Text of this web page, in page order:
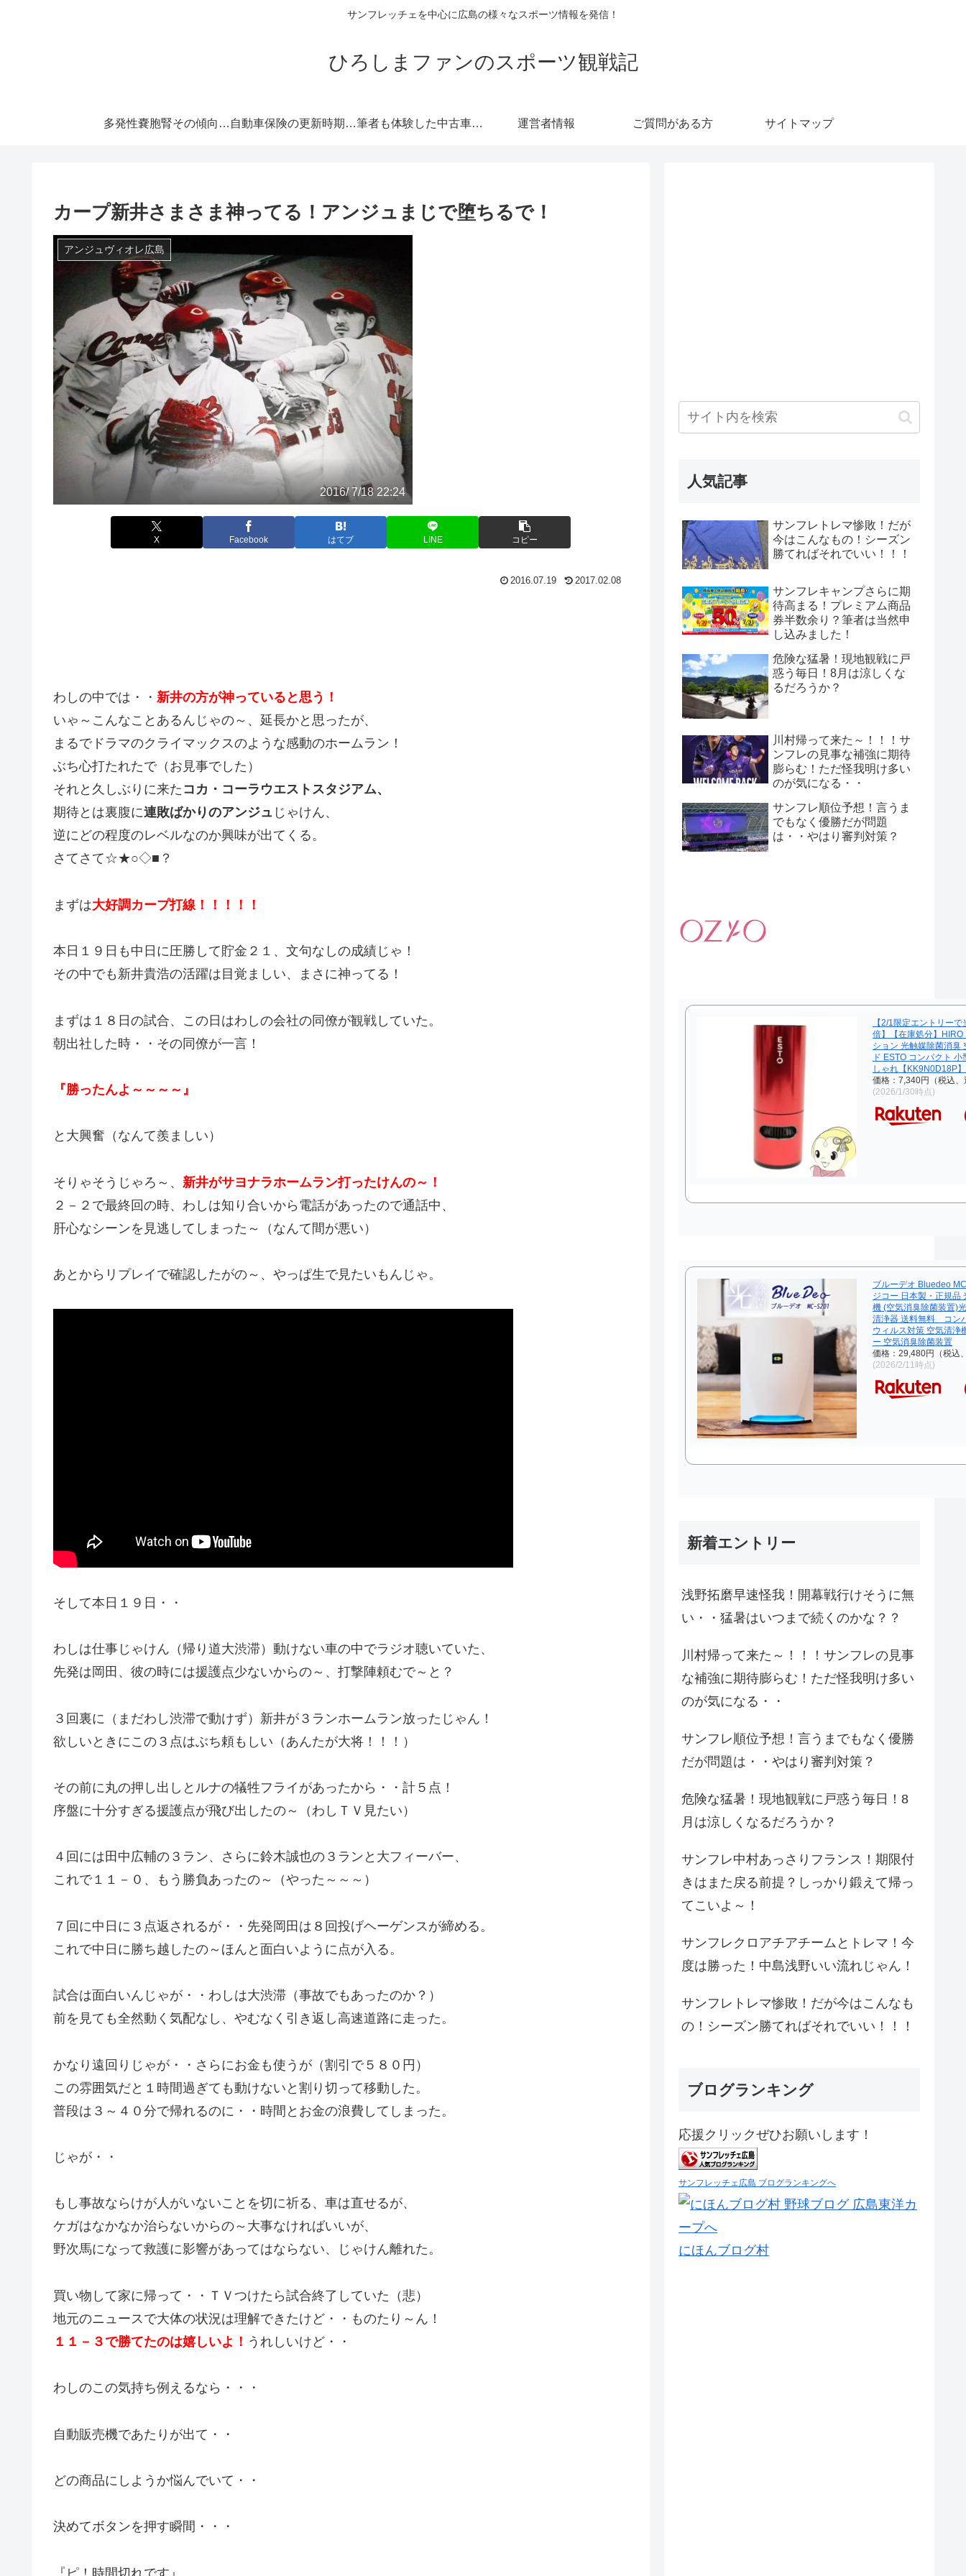
サンフレッチェを中心に広島の様々なスポーツ情報を発信！
ひろしまファンのスポーツ観戦記
多発性嚢胞腎その傾向と対策！大切な『寿命』を伸ばすには早めの処置が必須です！ 自動車保険の更新時期にご注意！危険度が高くなる！忘れると等級にも響きます！ 筆者も体験した中古車情報・トヨタ・軽自動車 広島査定実戦編！ 運営者情報 ご質問がある方 サイトマップ
カープ新井さまさま神ってる！アンジュまじで堕ちるで！
アンジュヴィオレ広島
2016/ 7/18 22:24
X Facebook はてブ LINE コピー
2016.07.19 2017.02.08
わしの中では・・ 新井の方が神っていると思う！
いゃ～こんなことあるんじゃの～、延長かと思ったが、
まるでドラマのクライマックスのような感動のホームラン！
ぶち心打たれたで（お見事でした）
それと久しぶりに来た コカ・コーラウエストスタジアム、
期待とは裏腹に連敗ばかりのアンジュ じゃけん、
逆にどの程度のレベルなのか興味が出てくる。
さてさて☆★○◇■？
まずは大好調カープ打線！！！！！
本日１９日も中日に圧勝して貯金２１、文句なしの成績じゃ！
その中でも新井貴浩の活躍は目覚ましい、まさに神ってる！
まずは１８日の試合、この日はわしの会社の同僚が観戦していた。
朝出社した時・・その同僚が一言！
『勝ったんよ～～～～』
と大興奮（なんて羨ましい）
そりゃそうじゃろ～、 新井がサヨナラホームラン打ったけんの～！
２－２で最終回の時、わしは知り合いから電話があったので通話中、
肝心なシーンを見逃してしまった～（なんて間が悪い）
あとからリプレイで確認したがの～、やっぱ生で見たいもんじゃ。
そして本日１９日・・
わしは仕事じゃけん（帰り道大渋滞）動けない車の中でラジオ聴いていた、
先発は岡田、彼の時には援護点少ないからの～、打撃陣頼むで～と？
３回裏に（まだわし渋滞で動けず）新井が３ランホームラン放ったじゃん！
欲しいときにこの３点はぶち頼もしい（あんたが大将！！！）
その前に丸の押し出しとルナの犠牲フライがあったから・・計５点！
序盤に十分すぎる援護点が飛び出したの～（わしＴＶ見たい）
４回には田中広輔の３ラン、さらに鈴木誠也の３ランと大フィーバー、
これで１１－０、もう勝負あったの～（やった～～～）
７回に中日に３点返されるが・・先発岡田は８回投げヘーゲンスが締める。
これで中日に勝ち越したの～ほんと面白いように点が入る。
試合は面白いんじゃが・・わしは大渋滞（事故でもあったのか？）
前を見ても全然動く気配なし、やむなく引き返し高速道路に走った。
かなり遠回りじゃが・・さらにお金も使うが（割引で５８０円）
この雰囲気だと１時間過ぎても動けないと割り切って移動した。
普段は３～４０分で帰れるのに・・時間とお金の浪費してしまった。
じゃが・・
もし事故ならけが人がいないことを切に祈る、車は直せるが、
ケガはなかなか治らないからの～大事なければいいが、
野次馬になって救護に影響があってはならない、じゃけん離れた。
買い物して家に帰って・・ＴＶつけたら試合終了していた（悲）
地元のニュースで大体の状況は理解できたけど・・ものたり～ん！
１１－３で勝てたのは嬉しいよ！ うれしいけど・・
わしのこの気持ち例えるなら・・・
自動販売機であたりが出て・・
どの商品にしようか悩んでいて・・
決めてボタンを押す瞬間・・・
『ピ！時間切れです』
人気記事
サンフレトレマ惨敗！だが
今はこんなもの！シーズン
勝てればそれでいい！！！
サンフレキャンプさらに期
待高まる！プレミアム商品
券半数余り？筆者は当然申
し込みました！
危険な猛暑！現地観戦に戸
惑う毎日！8月は涼しくな
るだろうか？
川村帰って来た～！！！サ
ンフレの見事な補強に期待
膨らむ！ただ怪我明け多い
のが気になる・・
サンフレ順位予想！言うま
でもなく優勝だが問題
は・・やはり審判対策？
【2/1限定エントリー
倍】【在庫処分】HIRO
ション 光触媒除菌消臭
ド ESTO コンパクト
しゃれ【KK9N0D18P】
価格：7,340円（税込、
(2026/1/30時点)
ブルーデオ Bluedeo
ジコー 日本製・正規品
機 (空気消臭除菌装置)
清浄器 送料無料 コン
ウィルス対策 空気清浄
ー 空気消臭除菌装置
価格：29,480円（税込
(2026/2/11時点)
新着エントリー
浅野拓磨早速怪我！開幕戦行けそうに無
い・・猛暑はいつまで続くのかな？？
川村帰って来た～！！！サンフレの見事
な補強に期待膨らむ！ただ怪我明け多い
のが気になる・・
サンフレ順位予想！言うまでもなく優勝
だが問題は・・やはり審判対策？
危険な猛暑！現地観戦に戸惑う毎日！8
月は涼しくなるだろうか？
サンフレ中村あっさりフランス！期限付
きはまた戻る前提？しっかり鍛えて帰っ
てこいよ～！
サンフレクロアチアチームとトレマ！今
度は勝った！中島浅野いい流れじゃん！
サンフレトレマ惨敗！だが今はこんなも
の！シーズン勝てればそれでいい！！！
ブログランキング
応援クリックぜひお願いします！
サンフレッチェ広島 ブログランキングへ
にほんブログ村